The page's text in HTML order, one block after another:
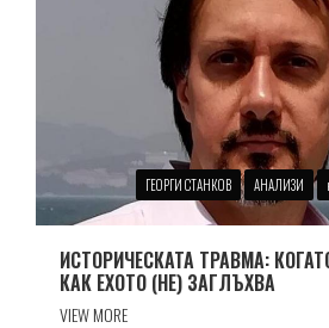
ГЕОРГИ СТАНКОВ АНАЛИЗИ
ИСТОРИЧЕСКАТА ТРАВМА:
КАК ЕХОТО (НЕ) ЗАГЛЪХВА
VIEW MORE